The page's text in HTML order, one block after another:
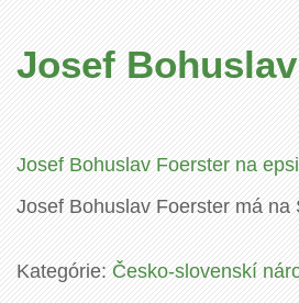
Josef
Josef Bohuslav Foerster na
Josef Bohuslav Foerster má
Kategórie:Česko-slovenskí